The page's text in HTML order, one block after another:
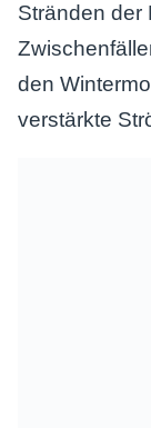
Stränden der
den
verstärkte